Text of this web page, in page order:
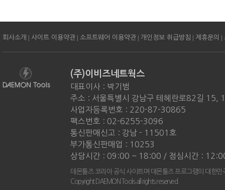
회사소개 | 사이트 이용약관 | 소프트웨어 이용약관 | 개인정보 취급방침 | 제휴문의 |
(주)이비즈네트웍스
대표이사 : 박기범
주소 : 서울특별시 강남구 테헤란로82길 15,
사업자등록번호 : 220-87-30865
팩스번호 : 02-6255-3096
통신판매신고 : 강남 - 11501호
부가통신판매업 : 10253
상담시간 : 09:00 ~ 18:00 / 점심시간 :
데몬툴즈 코리아 공식 사이트며 데몬툴즈 프로그램의 대한
Copyright DAEMON Tools all rights reserved.